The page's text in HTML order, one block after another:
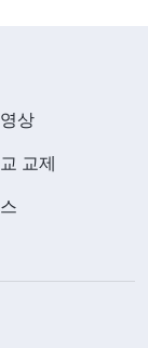
상
교제